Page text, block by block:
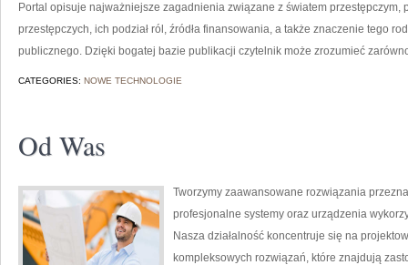
Portal opisuje najważniejsze zagadnienia związane z światem
przestępczych, ich podział ról, źródła finansowania, a także znaczenie tego
publicznego. Dzięki bogatej bazie publikacji czytelnik może zrozumieć
CATEGORIES: NOWE TECHNOLOGIE
Od Was
Tworzymy zaawansowane rozwiązania
profesjonalne systemy oraz urządzenia
Nasza działalność koncentruje się na
kompleksowych rozwiązań, które znajdują